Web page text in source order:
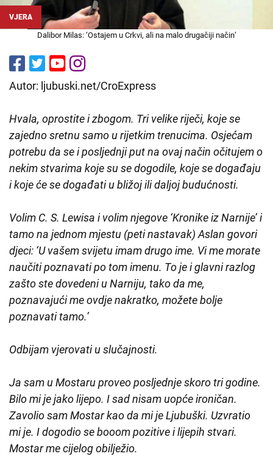
VJERA
Dalibor Milas: ‘Ostajem u Crkvi, ali na malo drugačiji način’
Autor: ljubuski.net/CroExpress
Hvala, oprostite i zbogom. Tri velike riječi, koje se
zajedno sretnu samo u rijetkim trenucima. Osjećam
potrebu da se i posljednji put na ovaj način očitujem o
nekim stvarima koje su se dogodile, koje se događaju
i koje će se događati u bližoj ili daljoj budućnosti.
Volim C. S. Lewisa i volim njegove ‘Kronike iz Narnije’ i
tamo na jednom mjestu (peti nastavak) Aslan govori
djeci: ‘U vašem svijetu imam drugo ime. Vi me morate
naučiti poznavati po tom imenu. To je i glavni razlog
zašto ste dovedeni u Narniju, tako da me,
poznavajući me ovdje nakratko, možete bolje
poznavati tamo.’
Odbijam vjerovati u slučajnosti.
Ja sam u Mostaru proveo posljednje skoro tri godine.
Bilo mi je jako lijepo. I sad nisam uopće ironičan.
Zavolio sam Mostar kao da mi je Ljubuški. Uzvratio
mi je. I dogodio se booom pozitive i lijepih stvari.
Mostar me cijelog obilježio.